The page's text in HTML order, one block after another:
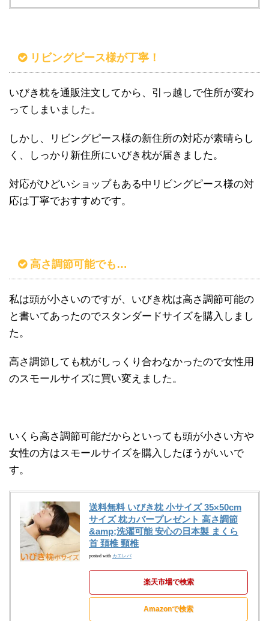
リビングピース様が丁寧！
いびき枕を通販注文してから、引っ越しで住所が変わ
ってしまいました。
しかし、リビングピース様の新住所の対応が素晴らし
く、しっかり新住所にいびき枕が届きました。
対応がひどいショップもある中リビングピース様の対
応は丁寧でおすすめです。
高さ調節可能でも…
私は頭が小さいのですが、いびき枕は高さ調節可能の
と書いてあったのでスタンダードサイズを購入しまし
た。
高さ調節しても枕がしっくり合わなかったので女性用
のスモールサイズに買い変えました。
いくら高さ調節可能だからといっても頭が小さい方や
女性の方はスモールサイズを購入したほうがいいで
す。
送料無料 いびき枕 小サイズ 35×50cm
サイズ 枕カバープレゼント 高さ調節
&amp;洗濯可能 安心の日本製 まくら
首 頚椎 頸椎
posted with カエレバ
楽天市場で検索
Amazonで検索